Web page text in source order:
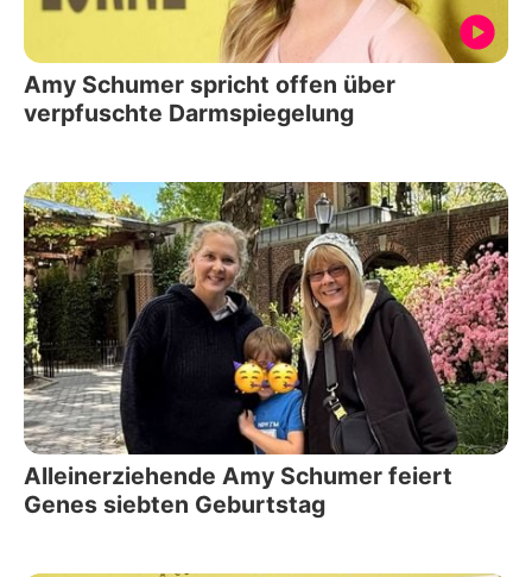
Amy Schumer spricht offen über
verpfuschte Darmspiegelung
Alleinerziehende Amy Schumer feiert
Genes siebten Geburtstag